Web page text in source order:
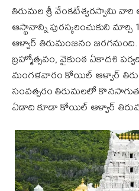
తిరుమల శ్రీ వేంకటేశ్వరస్వామి
ఆస్థానాన్ని పురస్కరించుకుని
ఆళ్వార్‌ తిరుమంజనం
బ్రహ్మోత్సవం, వైకుంఠ ఏకాదశి
మంగళవారం కోయిల్‌ ఆళ్వార్‌
సంవత్సరం తిరుమలలో
ఏడాది కూడా కోయిల్ ఆళ్వార్